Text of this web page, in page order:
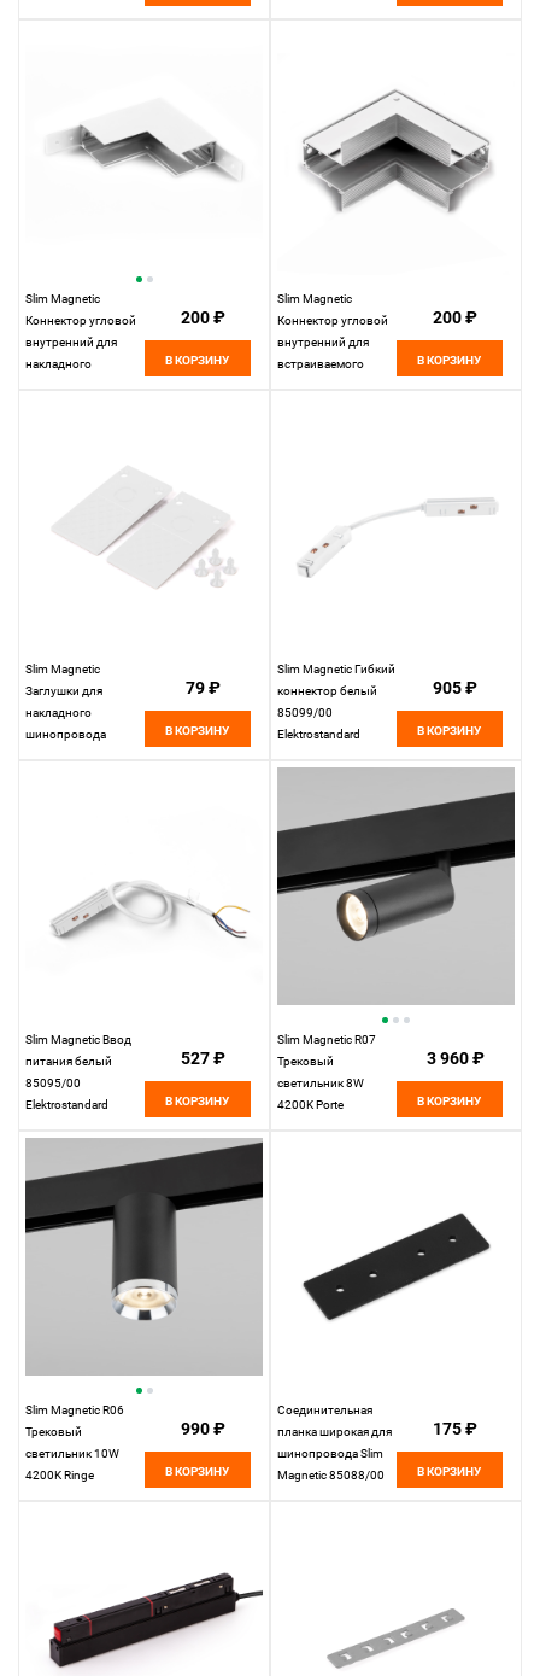
Slim Magnetic
Коннектор угловой
внутренний для
накладного
200 ₽
В КОРЗИНУ
Slim Magnetic
Коннектор угловой
внутренний для
встраиваемого
200 ₽
В КОРЗИНУ
Slim Magnetic
Заглушки для
накладного
шинопровода
79 ₽
В КОРЗИНУ
Slim Magnetic Гибкий
коннектор белый
85099/00
Elektrostandard
905 ₽
В КОРЗИНУ
Slim Magnetic Ввод
питания белый
85095/00
Elektrostandard
527 ₽
В КОРЗИНУ
Slim Magnetic R07
Трековый
светильник 8W
4200K Porte
3 960 ₽
В КОРЗИНУ
Slim Magnetic R06
Трековый
светильник 10W
4200K Ringe
990 ₽
В КОРЗИНУ
Соединительная
планка широкая для
шинопровода Slim
Magnetic 85088/00
175 ₽
В КОРЗИНУ